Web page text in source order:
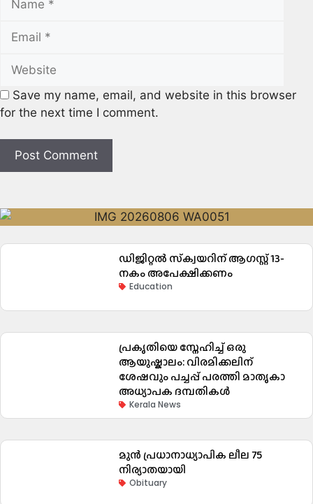
Save my name, email, and website in this browser
for the next time I comment.
ഡിജിറ്റൽ സ്‌ക്വയറിന് ആഗസ്റ്റ് 13-
നകം അപേക്ഷിക്കണം
Education
പ്രകൃതിയെ സ്നേഹിച്ച് ഒരു
ആയുഷ്കാലം: വിരമിക്കലിന്
ശേഷവും പച്ചപ്പ് പരത്തി മാതൃകാ
അധ്യാപക ദമ്പതികൾ
Kerala News
മുൻ പ്രധാനാധ്യാപിക ലീല 75
നിര്യാതയായി
Obituary